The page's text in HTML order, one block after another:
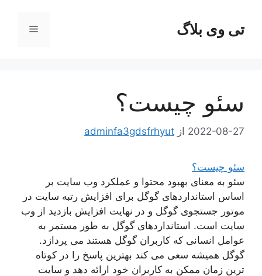
محتواتی وی بلاگ فهرست
سئو چیست؟
2022-08-27 از adminfa3gdsfrhyut
سئو چیست؟
سئو به معنای بهبود محتوا و عملکرد وب سایت بر
اساس استانداردهای گوگل برای افزایش رتبه سایت در
موتور جستجوی گوگل و در نهایت افزایش بازدید از وب
سایت است. استانداردهای گوگل به طور مستمر به
عوامل انسانی که کاربران گوگل هستند می پردازد.
گوگل همیشه سعی می کند بهترین پاسخ را در کوتاه
ترین زمان ممکن به کاربران خود ارائه دهد و سایت